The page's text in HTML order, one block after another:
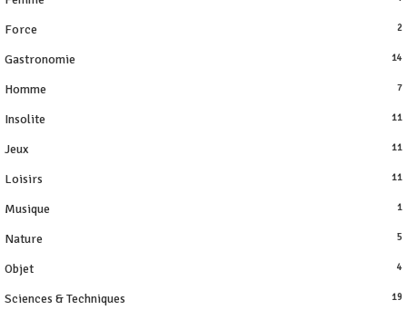
Force 2
Gastronomie 14
Homme 7
Insolite 11
Jeux 11
Loisirs 11
Musique 1
Nature 5
Objet 4
Sciences & Techniques 19